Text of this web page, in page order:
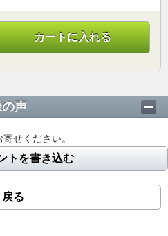
カートに入れる
声
せください。
トを書き込む
戻る